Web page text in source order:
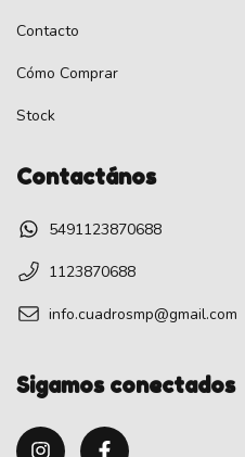
Contacto
Cómo Comprar
Stock
Contactános
5491123870688
1123870688
info.cuadrosmp@gmail.com
Sigamos conectados